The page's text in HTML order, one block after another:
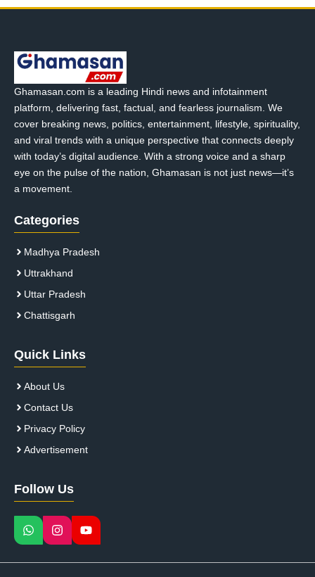
Ghamasan.com is a leading Hindi news and infotainment
platform, delivering fast, factual, and fearless journalism. We
cover breaking news, politics, entertainment, lifestyle, spirituality,
and viral trends with a unique perspective that connects deeply
with today’s digital audience. With a strong voice and a sharp
eye on the pulse of the nation, Ghamasan is not just news—it’s
a movement.
Categories
Madhya Pradesh
Uttrakhand
Uttar Pradesh
Chattisgarh
Quick Links
About Us
Contact Us
Privacy Policy
Advertisement
Follow Us